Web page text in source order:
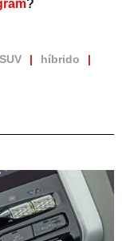
?
SUV
híbrido